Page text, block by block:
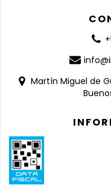
Martín Miguel de